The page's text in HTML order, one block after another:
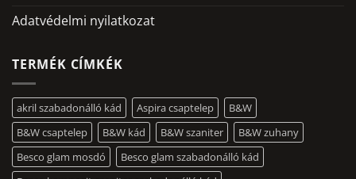
Adatvédelmi nyilatkozat
TERMÉK CÍMKÉK
akril szabadonálló kád Aspira csaptelep
B&W
B&W csaptelep
B&W kád B&W szaniter
B&W zuhany
Besco glam mosdó
Besco glam szabadonálló kád